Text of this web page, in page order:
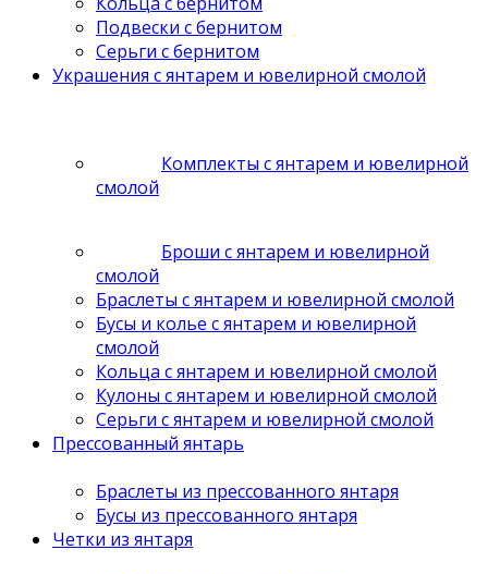
Подвески с бернитом
Серьги с бернитом
Украшения с янтарем и ювелирной смолой
Комплекты с янтарем и ювелирной
смолой
Броши с янтарем и ювелирной
смолой
Браслеты с янтарем и ювелирной смолой
Бусы и колье с янтарем и ювелирной
смолой
Кольца с янтарем и ювелирной смолой
Кулоны с янтарем и ювелирной смолой
Серьги с янтарем и ювелирной смолой
Прессованный янтарь
Браслеты из прессованного янтаря
Бусы из прессованного янтаря
Четки из янтаря